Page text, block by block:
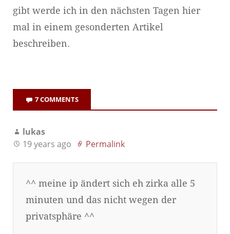
gibt werde ich in den nächsten Tagen hier
mal in einem gesonderten Artikel
beschreiben.
7 COMMENTS
lukas
19 years ago
Permalink
^^ meine ip ändert sich eh zirka alle 5
minuten und das nicht wegen der
privatsphäre ^^